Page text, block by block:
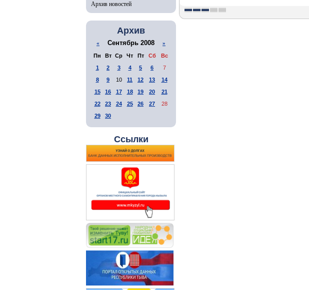
Архив новостей
Архив
« Сентябрь 2008 »
Пн Вт Ср Чт Пт Сб
Вс
1
2 3 4 5 6
7
8
9 10 11 12 13
14
15
16 17 18 19 20
21
22
23 24 25 26 27
28
29
30
Ссылки